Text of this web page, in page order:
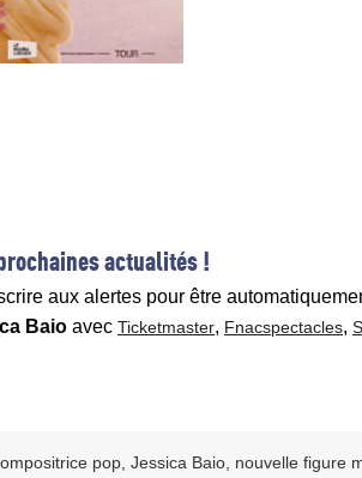
actualités !
aux alertes pour être
Baio avec Ticketmaster, Fnacspectacles,
pop, Jessica Baio, nouvelle figure